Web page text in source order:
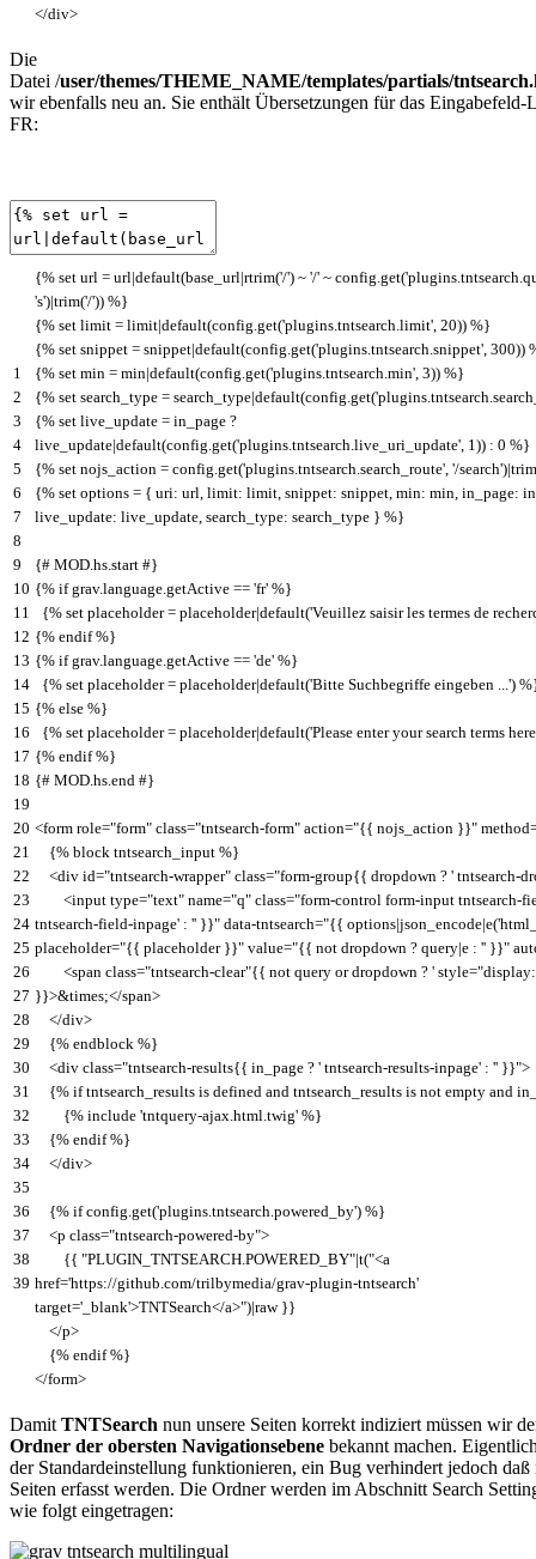
</div>
Die
Datei /user/themes/THEME_NAME/templates/partials/
wir ebenfalls neu an. Sie enthält Übersetzungen für das
FR:
1
2
3
4
5
6
7
8
9
10
11
12
13
14
15
16
17
18
19
20
21
22
23
24
25
26
27
28
29
30
31
32
33
34
35
36
37
38
39
{% set url = url|default(base_url|rtrim('/') ~ '/' ~ config get(
's')|trim('/')) %}
{% set limit = limit|default(config get('plugins.tntsearch.limit' 20)) %}
{% set snippet = snippet|default(config get('plugins.tntsearch.snippet' 300))
{% set min = min|default(config get('plugins.tntsearch.min' 3)) %}
{% set search_type = search_type|default(config get(
{% set live_update = in page ?
live_update|default(config get('plugins.tntsearch.live_uri_update' 1 )) : 0 %}
{% set nojs_action = config get('plugins.tntsearch.search_route' '/search')|trim
{% set options = { uri: url limit: limit snippet: snippet min: min in_page:
live_update: live_update search_type: search type } %}
{# MOD.hs.start #}
{% if grav.language getActive == 'fr' %}
{% set placeholder = placeholder|default('Veuillez saisir les termes de
{% endif %}
{% if grav.language getActive == 'de' %}
{% set placeholder = placeholder|default('Bitte Suchbegriffe eingeben ...') %
{% else %}
{% set placeholder = placeholder|default('Please enter your search terms
{% endif %}
{# MOD.hs.end #}
<form role="form" class="tntsearch-form" action="{{ nojs_action }}" method
{% block tntsearch_input %}
<div id="tntsearch-wrapper" class="form-group{{ dropdown ? ' tntsearch-
<input type="text" name="q" class="form-control form-input tntsearch-
tntsearch-field-inpage' : '' }}" data-tntsearch="{{
placeholder="{{ placeholder }}" value="{{ not dropdown ? query|e : '' }}"
<span class="tntsearch-clear"{{ not query or dropdown ? '
}}>&times;</span>
</div>
{% endblock %}
<div class="tntsearch-results{{ in_page ? ' tntsearch-results-inpage' : '' }}">
{% if tntsearch_results is defined and tntsearch_results is not empty and
{% include 'tntquery-ajax.html.twig' %}
{% endif %}
</div>
{% if config get('plugins.tntsearch.powered_by') %}
<p class="tntsearch-powered-by">
{{ "PLUGIN_TNTSEARCH.POWERED_BY"|t("<a
href='https://github.com/trilbymedia/grav-plugin-tntsearch'
target='_blank'>TNTSearch</a>")|raw }}
</p>
{% endif %}
</form>
Damit TNTSearch nun unsere Seiten korrekt indiziert müssen wir
Ordner der obersten Navigationsebene bekannt machen.
der Standardeinstellung funktionieren, ein Bug verhindert jedoch daß
Seiten erfasst werden. Die Ordner werden im Abschnitt Search
wie folgt eingetragen: